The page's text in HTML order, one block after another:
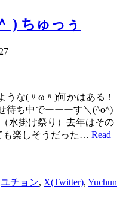
) ちゅっぅ
うな(〃ω〃)何かはある！
待ち中でーーーす＼(^o^)
水掛け祭り）去年はその
も楽しそうだった… Read
ユチョン, X(Twitter), Yuchun